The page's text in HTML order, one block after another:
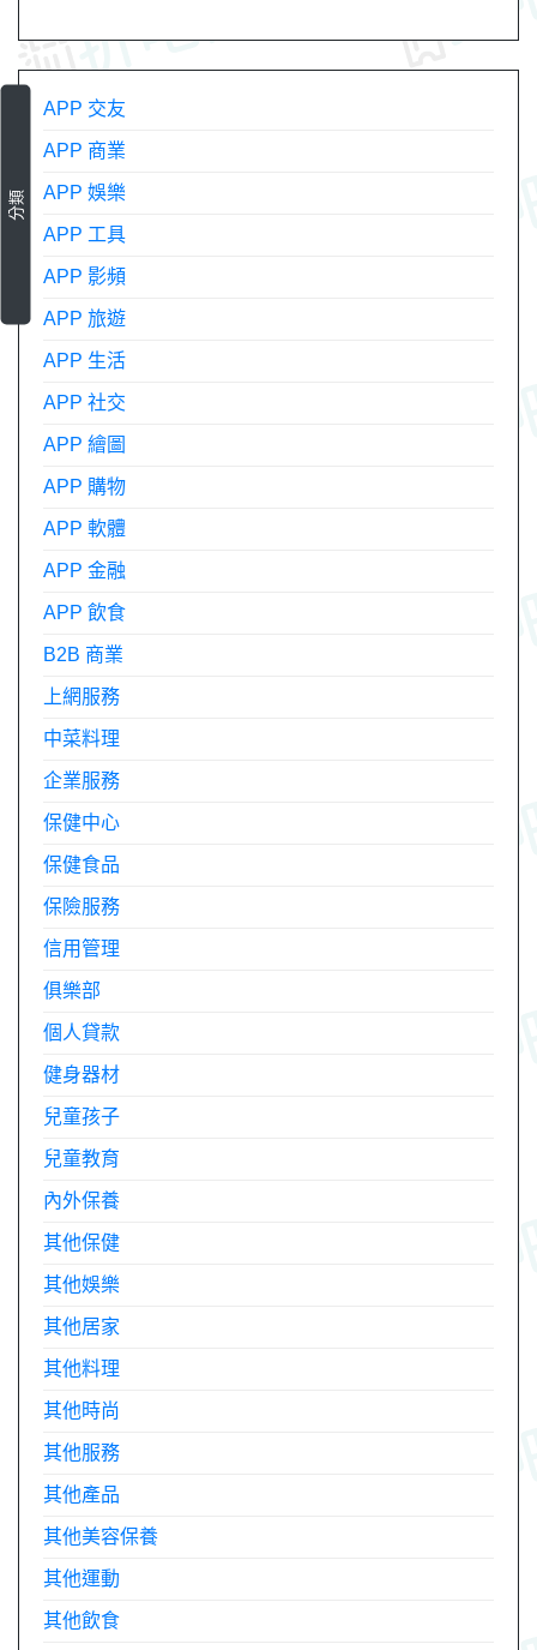
分類
APP 交友
APP 商業
APP 娛樂
APP 工具
APP 影頻
APP 旅遊
APP 生活
APP 社交
APP 繪圖
APP 購物
APP 軟體
APP 金融
APP 飲食
B2B 商業
上網服務
中菜料理
企業服務
保健中心
保健食品
保險服務
信用管理
俱樂部
個人貸款
健身器材
兒童孩子
兒童教育
內外保養
其他保健
其他娛樂
其他居家
其他料理
其他時尚
其他服務
其他產品
其他美容保養
其他運動
其他飲食